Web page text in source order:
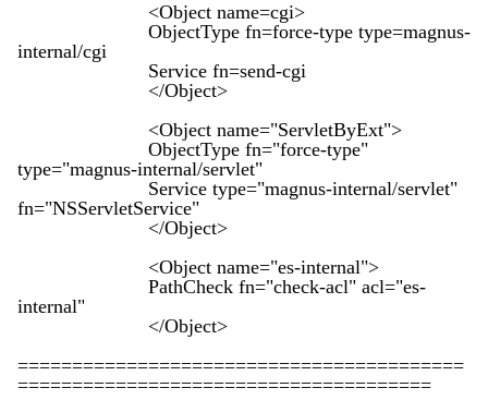
<Object name=cgi>
ObjectType fn=force-type type=magnus-
internal/cgi
Service fn=send-cgi
</Object>
<Object name="ServletByExt">
ObjectType fn="force-type"
type="magnus-internal/servlet"
Service type="magnus-internal/servlet"
fn="NSServletService"
</Object>
<Object name="es-internal">
PathCheck fn="check-acl" acl="es-
internal"
</Object>
=========================================
======================================